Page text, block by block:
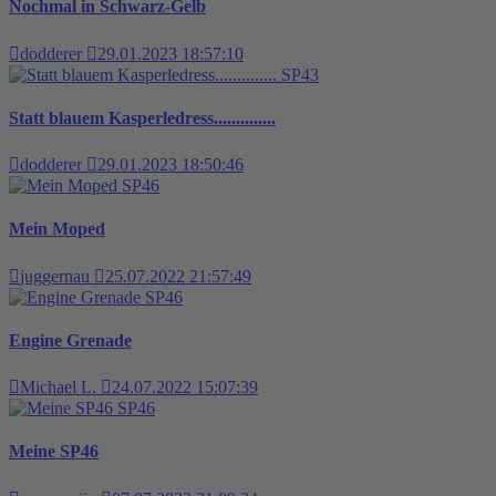
Nochmal in Schwarz-Gelb
dodderer
29.01.2023 18:57:10
SP43
Statt blauem Kasperledress..............
dodderer
29.01.2023 18:50:46
SP46
Mein Moped
juggernau
25.07.2022 21:57:49
SP46
Engine Grenade
Michael L.
24.07.2022 15:07:39
SP46
Meine SP46